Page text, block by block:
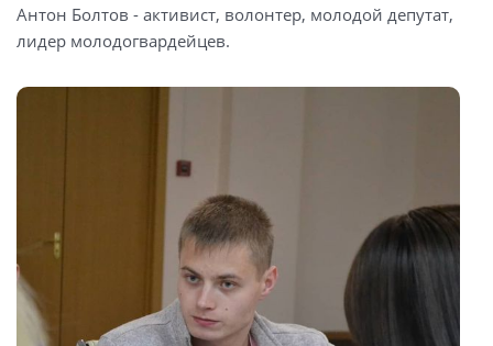
Антон Болтов - активист, волонтер, молодой депутат,
лидер молодогвардейцев.